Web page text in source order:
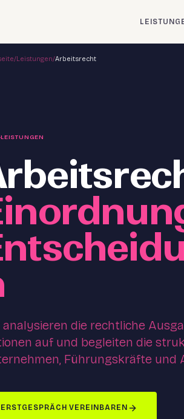
/Leistungen/Arbeitsrecht
LEISTUNGEN
analysieren die rechtliche
auf und begleiten die
Führungskräfte und
ERSTGESPRÄCH VEREINBAREN